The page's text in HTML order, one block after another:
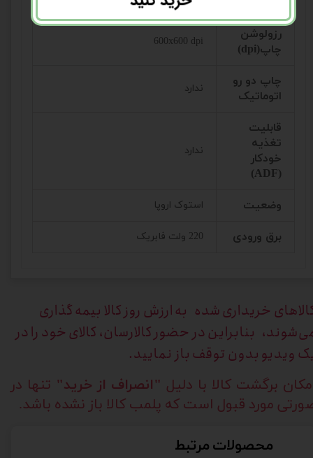
85A
رزولوشن
چاپ(dpi)
600x600 dpi
چاپ دو رو
اتوماتیک
ندارد
قابلیت
تغذیه
خودکار
(ADF)
ندارد
وضعیت استوک اروپا
برق ورودی 220 ولت فابریک
خریداریشده به ارزش روز کالا بیمه گذاری
بنابراین در حضور کالارسان، کالای خود را در
ویدیو بدون توقف باز نمایید.
برگشت کالا با دلیل "انصراف از خرید" تنها در
مورد قبول است که پلمب کالا باز نشده باشد.
محصولات مرتبط